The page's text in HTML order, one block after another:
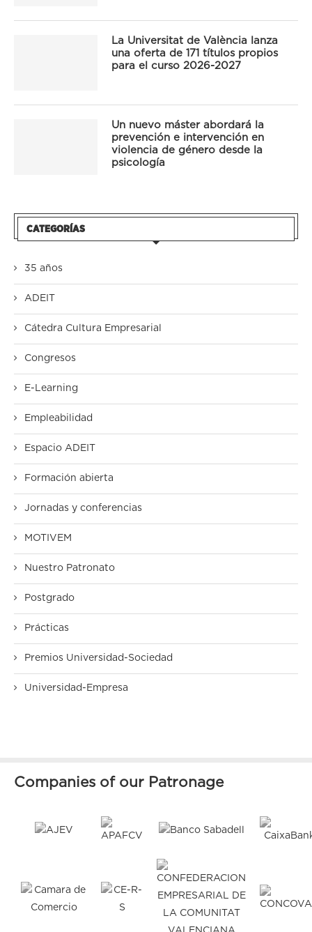
La Universitat de València lanza
una oferta de 171 títulos propios
para el curso 2026-2027
Un nuevo máster abordará la
prevención e intervención en
violencia de género desde la
psicología
CATEGORÍAS
35 años
ADEIT
Cátedra Cultura Empresarial
Congresos
E-Learning
Empleabilidad
Espacio ADEIT
Formación abierta
Jornadas y conferencias
MOTIVEM
Nuestro Patronato
Postgrado
Prácticas
Premios Universidad-Sociedad
Universidad-Empresa
Companies of our Patronage